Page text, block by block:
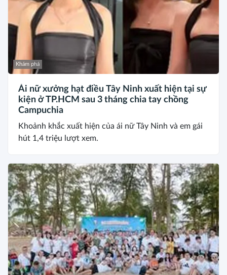
Khám phá
Ái nữ xưởng hạt điều Tây Ninh xuất hiện tại sự
kiện ở TP.HCM sau 3 tháng chia tay chồng
Campuchia
Khoảnh khắc xuất hiện của ái nữ Tây Ninh và em gái
hút 1,4 triệu lượt xem.